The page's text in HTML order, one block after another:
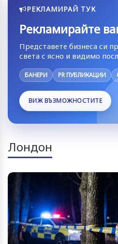
РЕКЛАМИРАЙ ТУК
Рекламирайте
Представете бизнеса си
света с ясно и видимо
БАНЕРИ PR ПУБЛИКАЦИИ
ВИЖ ВЪЗМОЖНОСТИТЕ
Лондон